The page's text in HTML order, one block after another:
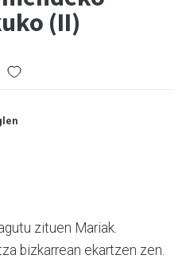
(II)
zituen Mariak.
bizkarrean ekartzen zen.